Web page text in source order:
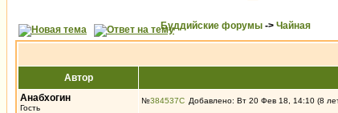
Буддийские форумы -> Чайная
Автор
Анабхогин
Гость
№384537 Добавлено: Вт 20 Фев 18, 14:10 (8